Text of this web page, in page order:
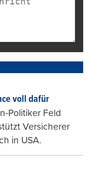
voll dafür
Politiker Feld
Versicherer
in USA.